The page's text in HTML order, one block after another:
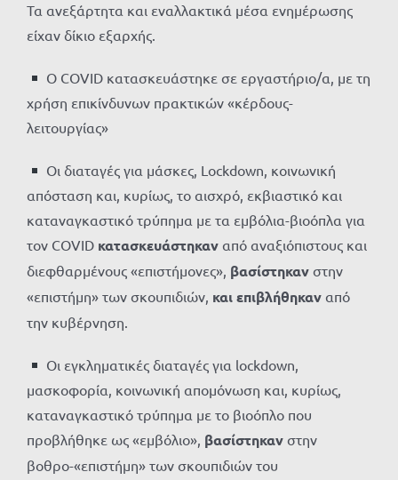
Τα ανεξάρτητα και εναλλακτικά μέσα ενημέρωσης
είχαν δίκιο εξαρχής.
Ο COVID κατασκευάστηκε σε εργαστήριο/α, με τη
χρήση επικίνδυνων πρακτικών «κέρδους-
λειτουργίας»
Οι διαταγές για μάσκες, Lockdown, κοινωνική
απόσταση και, κυρίως, το αισχρό, εκβιαστικό και
καταναγκαστικό τρύπημα με τα εμβόλια-βιοόπλα για
τον COVID κατασκευάστηκαν από αναξιόπιστους και
διεφθαρμένους «επιστήμονες», βασίστηκαν στην
«επιστήμη» των σκουπιδιών, και επιβλήθηκαν από
την κυβέρνηση.
Οι εγκληματικές διαταγές για lockdown,
μασκοφορία, κοινωνική απομόνωση και, κυρίως,
καταναγκαστικό τρύπημα με το βιοόπλο που
προβλήθηκε ως «εμβόλιο», βασίστηκαν στην
βοθρο-«επιστήμη» των σκουπιδιών του